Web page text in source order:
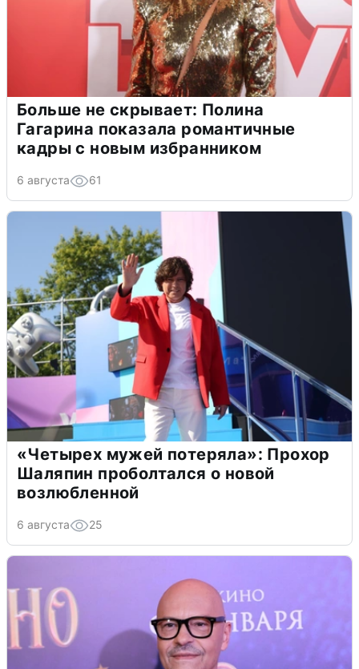
Больше не скрывает: Полина
Гагарина показала романтичные
кадры с новым избранником
6 августа 61
«Четырех мужей потеряла»: Прохор
Шаляпин проболтался о новой
возлюбленной
6 августа 25